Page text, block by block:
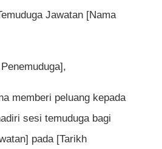
Jawatan [Nama
memberi peluang kepada
sesi temuduga bagi
pada [Tarikh